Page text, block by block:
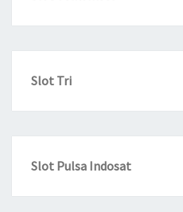
Slot Tri
Slot Pulsa Indosat